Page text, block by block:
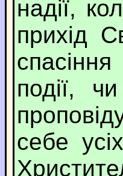
надії,
прихід
спасіння
події,
себе